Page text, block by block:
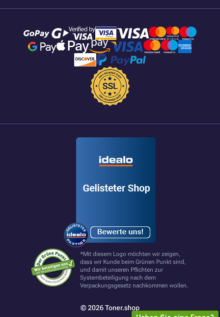
*Mit diesem Logo möchten wir zeigen,
dass wir Kunde beim Grünen Punkt sind,
und damit unseren Pflichten zur
Systembeteiligung nach dem
Verpackungsgesetz nachkommen wollen.
© 2026 Toner.shop